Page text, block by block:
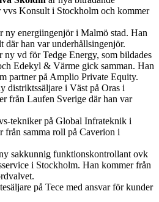
vvs Konsult i Stockholm och kommer
ny energiingenjör i Malmö stad. Han
han var underhållsingenjör.
ny vd för Tedge Energy, som bildades
Edekyl & Värme gick samman. Han
partner på Amplio Private Equity.
distriktssäljare i Väst på Oras i
från Laufen Sverige där han var
tekniker på Global Infrateknik i
från samma roll på Caverion i
sakkunnig funktionskontrollant ovk
i Stockholm. Han kommer från
på Tece med ansvar för kunder